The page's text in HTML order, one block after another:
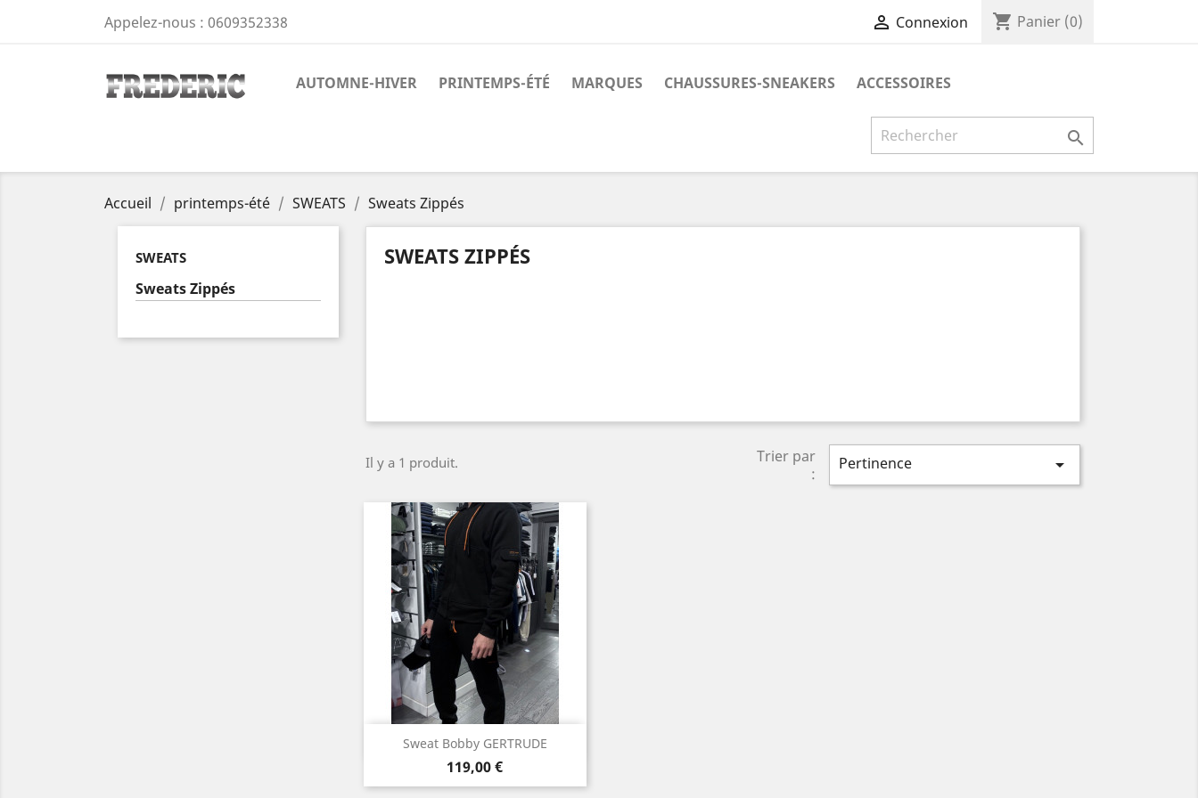
Appelez-nous : 0609352338  Connexion shopping_cart Panier (0)
AUTOMNE-HIVER PRINTEMPS-ÉTÉ MARQUES CHAUSSURES-SNEAKERS ACCESSOIRES

Accueil printemps-été SWEATS Sweats Zippés
SWEATS
Sweats Zippés
SWEATS ZIPPÉS
Il y a 1 produit.
Trier par
:
Pertinence 
Sweat Bobby GERTRUDE
Prix
119,00 €
Aperçu rapide